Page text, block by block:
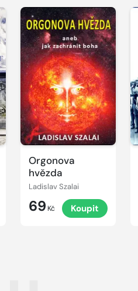
Orgonova
hvězda
Ladislav Szalai
69 Kč Koupit